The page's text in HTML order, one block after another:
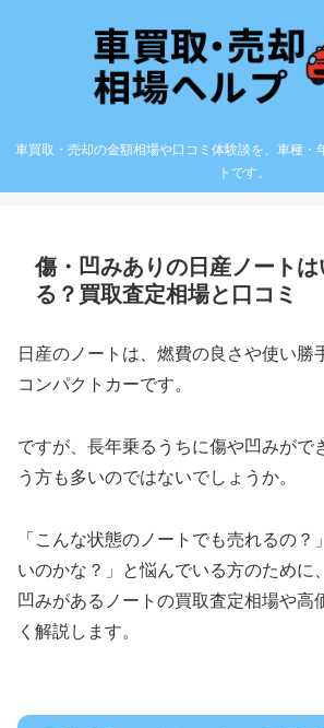
車買取・売却の金額相場や口コミ体験談を、車種・
トです。
傷・凹みありの日産ノート
る？買取査定相場と口コミ
日産のノートは、燃費の良さや使い勝
コンパクトカーです。
ですが、長年乗るうちに傷や凹みがで
う方も多いのではないでしょうか。
「こんな状態のノートでも売れるの？
いのかな？」と悩んでいる方のために
凹みがあるノートの買取査定相場や高
く解説します。